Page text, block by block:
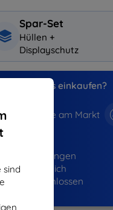
sind
Spar-Set
Hüllen +
Displayschutz
bei uns einkaufen?
Jahre am Markt
Bestellungen
erfolgreich
abgeschlossen